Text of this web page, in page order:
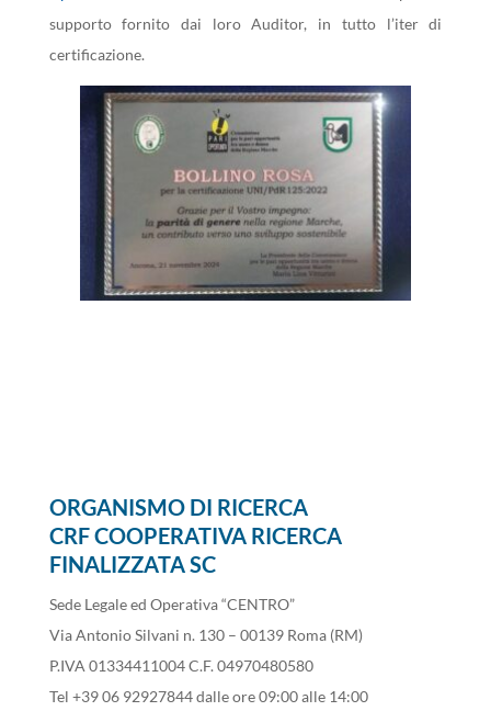
supporto fornito dai loro Auditor, in tutto l’iter di
certificazione.
ORGANISMO DI RICERCA
CRF COOPERATIVA RICERCA
FINALIZZATA SC
Sede Legale ed Operativa “CENTRO”
Via Antonio Silvani n. 130 – 00139 Roma (RM)
P.IVA 01334411004 C.F. 04970480580
Tel +39 06 92927844 dalle ore 09:00 alle 14:00